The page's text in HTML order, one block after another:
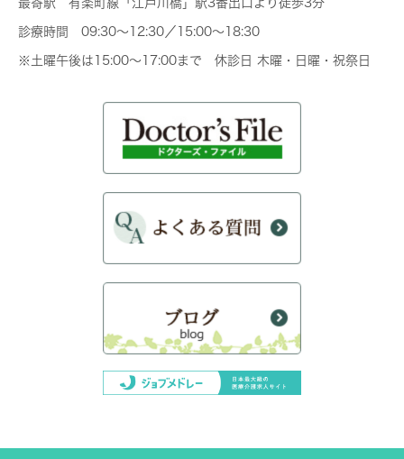
診療時間 09:30～12:30／15:00～18:30
※土曜午後は15:00～17:00まで 休診日 木曜・日曜・祝祭日